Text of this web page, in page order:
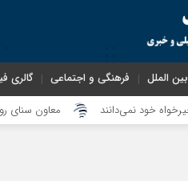
بین الملل فرهنگی و اجتماعی گالری
معاون سنای روسیه: